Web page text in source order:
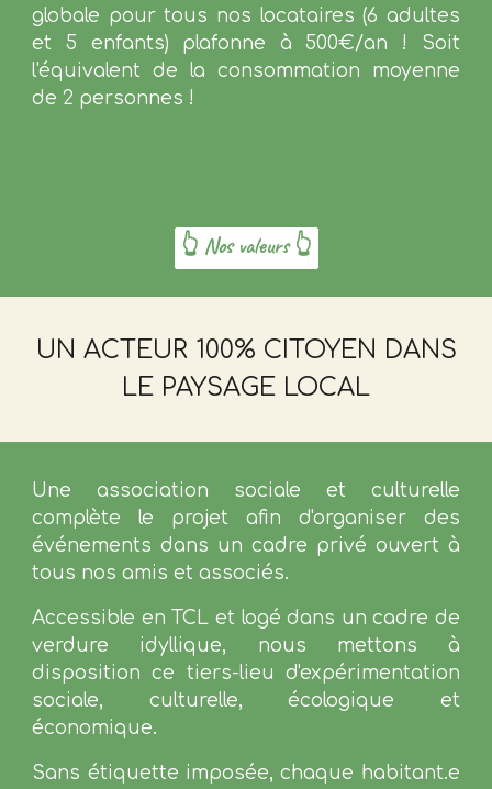
globale pour tous nos locataires (6 adultes
et 5 enfants) plafonne à 500€/an ! Soit
l'équivalent de la consommation moyenne
de 2 personnes !
👆 Nos valeurs 👆
UN ACTEUR 100% CITOYEN DANS
LE PAYSAGE LOCAL
Une association sociale et culturelle
complète le projet afin d'organiser des
événements dans un cadre privé ouvert à
tous nos amis et associés.
Accessible en TCL et logé dans un cadre de
verdure idyllique, nous mettons à
disposition ce tiers-lieu d'expérimentation
sociale, culturelle, écologique et
économique.
Sans étiquette imposée, chaque habitant.e